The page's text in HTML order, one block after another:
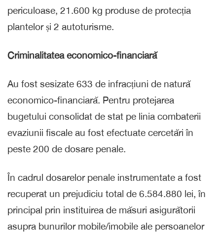
periculoase, 21.600 kg produse de protecția
plantelor și 2 autoturisme.
Criminalitatea economico-financiară
Au fost sesizate 633 de infracțiuni de natură
economico-financiară. Pentru protejarea
bugetului consolidat de stat pe linia combaterii
evaziunii fiscale au fost efectuate cercetări în
peste 200 de dosare penale.
În cadrul dosarelor penale instrumentate a fost
recuperat un prejudiciu total de 6.584.880 lei, în
principal prin instituirea de măsuri asigurătorii
asupra bunurilor mobile/imobile ale persoanelor